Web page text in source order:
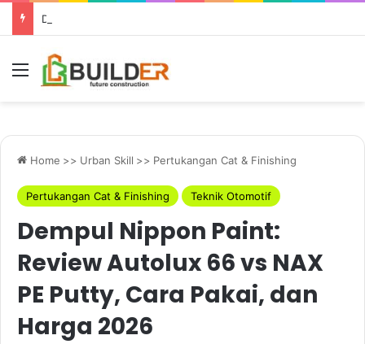
Menu
Home >> Urban Skill >> Pertukangan Cat & Finishing
Pertukangan Cat & Finishing Teknik Otomotif
Dempul Nippon Paint:
Review Autolux 66 vs NAX
PE Putty, Cara Pakai, dan
Harga 2026